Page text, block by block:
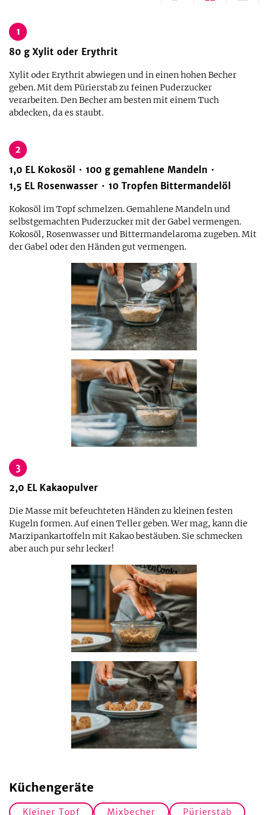
1
80 g Xylit oder Erythrit
Xylit oder Erythrit abwiegen und in einen hohen Becher
geben. Mit dem Pürierstab zu feinen Puderzucker
verarbeiten. Den Becher am besten mit einem Tuch
abdecken, da es staubt.
2
1,0 EL Kokosöl 100 g gemahlene Mandeln
1,5 EL Rosenwasser 10 Tropfen Bittermandelöl
Kokosöl im Topf schmelzen. Gemahlene Mandeln und
selbstgemachten Puderzucker mit der Gabel vermengen.
Kokosöl, Rosenwasser und Bittermandelaroma zugeben. Mit
der Gabel oder den Händen gut vermengen.
3
2,0 EL Kakaopulver
Die Masse mit befeuchteten Händen zu kleinen festen
Kugeln formen. Auf einen Teller geben. Wer mag, kann die
Marzipankartoffeln mit Kakao bestäuben. Sie schmecken
aber auch pur sehr lecker!
Küchengeräte
Kleiner Topf Mixbecher Pürierstab